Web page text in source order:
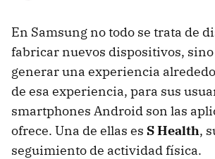
En Samsung no todo se trata de
fabricar nuevos dispositivos,
generar una experiencia
de esa experiencia, para sus
smartphones Android son las
ofrece. Una de ellas es S Health,
seguimiento de actividad física.